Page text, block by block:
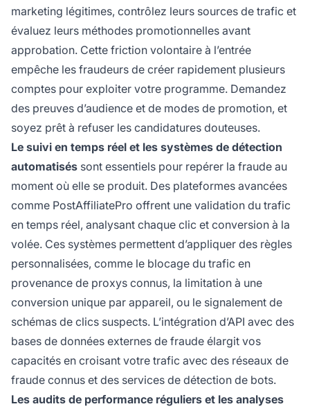
marketing légitimes, contrôlez leurs sources de trafic et
évaluez leurs méthodes promotionnelles avant
approbation. Cette friction volontaire à l’entrée
empêche les fraudeurs de créer rapidement plusieurs
comptes pour exploiter votre programme. Demandez
des preuves d’audience et de modes de promotion, et
soyez prêt à refuser les candidatures douteuses.
Le suivi en temps réel et les systèmes de détection
automatisés sont essentiels pour repérer la fraude au
moment où elle se produit. Des plateformes avancées
comme PostAffiliatePro offrent une validation du trafic
en temps réel, analysant chaque clic et conversion à la
volée. Ces systèmes permettent d’appliquer des règles
personnalisées, comme le blocage du trafic en
provenance de proxys connus, la limitation à une
conversion unique par appareil, ou le signalement de
schémas de clics suspects. L’intégration d’API avec des
bases de données externes de fraude élargit vos
capacités en croisant votre trafic avec des réseaux de
fraude connus et des services de détection de bots.
Les audits de performance réguliers et les analyses